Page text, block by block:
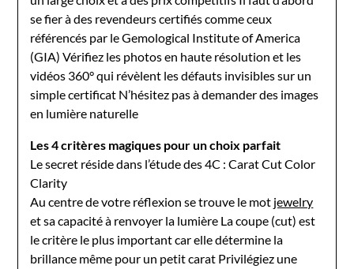
se fier à des revendeurs certifiés comme ceux
référencés par le Gemological Institute of America
(GIA) Vérifiez les photos en haute résolution et les
vidéos 360° qui révèlent les défauts invisibles sur un
simple certificat N’hésitez pas à demander des images
en lumière naturelle
Les 4 critères magiques pour un choix parfait
Le secret réside dans l’étude des 4C : Carat Cut Color
Clarity
Au centre de votre réflexion se trouve le mot jewelry
et sa capacité à renvoyer la lumière La coupe (cut) est
le critère le plus important car elle détermine la
brillance même pour un petit carat Privilégiez une